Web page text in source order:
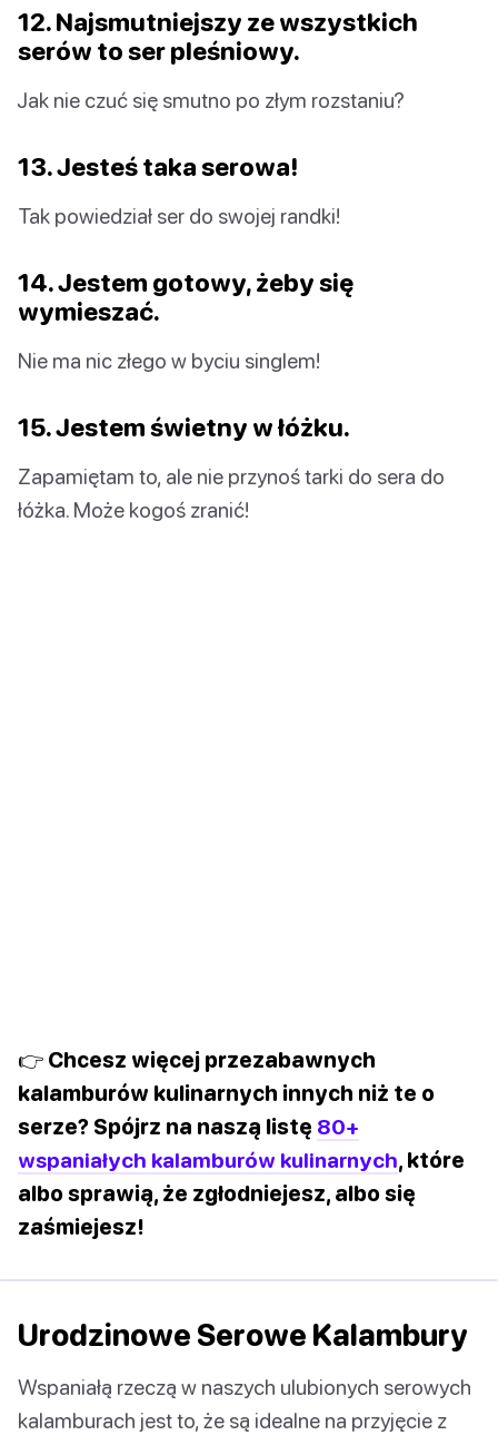
12. Najsmutniejszy ze wszystkich
serów to ser pleśniowy.
Jak nie czuć się smutno po złym rozstaniu?
13. Jesteś taka serowa!
Tak powiedział ser do swojej randki!
14. Jestem gotowy, żeby się
wymieszać.
Nie ma nic złego w byciu singlem!
15. Jestem świetny w łóżku.
Zapamiętam to, ale nie przynoś tarki do sera do
łóżka. Może kogoś zranić!
👉 Chcesz więcej przezabawnych
kalamburów kulinarnych innych niż te o
serze? Spójrz na naszą listę 80+
wspaniałych kalamburów kulinarnych, które
albo sprawią, że zgłodniejesz, albo się
zaśmiejesz!
Urodzinowe Serowe Kalambury
Wspaniałą rzeczą w naszych ulubionych serowych
kalamburach jest to, że są idealne na przyjęcie z